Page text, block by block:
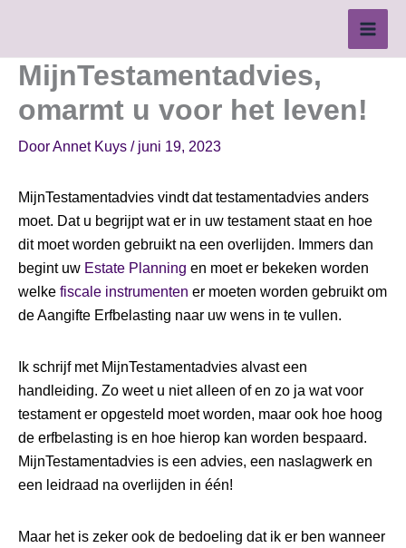
de
inhoudMijnTestamentadvies,
omarmt u voor het leven!
DoorAnnet Kuys / juni 19, 2023
MijnTestamentadvies vindt dat testamentadvies anders
moet. Dat u begrijpt wat er in uw testament staat en hoe
dit moet worden gebruikt na een overlijden. Immers dan
begint uw Estate Planning en moet er bekeken worden
welke fiscale instrumenten er moeten worden gebruikt om
de Aangifte Erfbelasting naar uw wens in te vullen.
Ik schrijf met MijnTestamentadvies alvast een
handleiding. Zo weet u niet alleen of en zo ja wat voor
testament er opgesteld moet worden, maar ook hoe hoog
de erfbelasting is en hoe hierop kan worden bespaard.
MijnTestamentadvies is een advies, een naslagwerk en
een leidraad na overlijden in één!
Maar het is zeker ook de bedoeling dat ik er ben wanneer